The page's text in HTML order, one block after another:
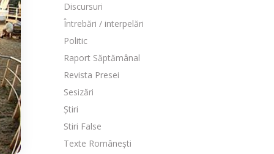
Discursuri
Întrebări / interpelări
Politic
Raport Săptămânal
Revista Presei
Sesizări
Știri
Stiri False
Texte Românești